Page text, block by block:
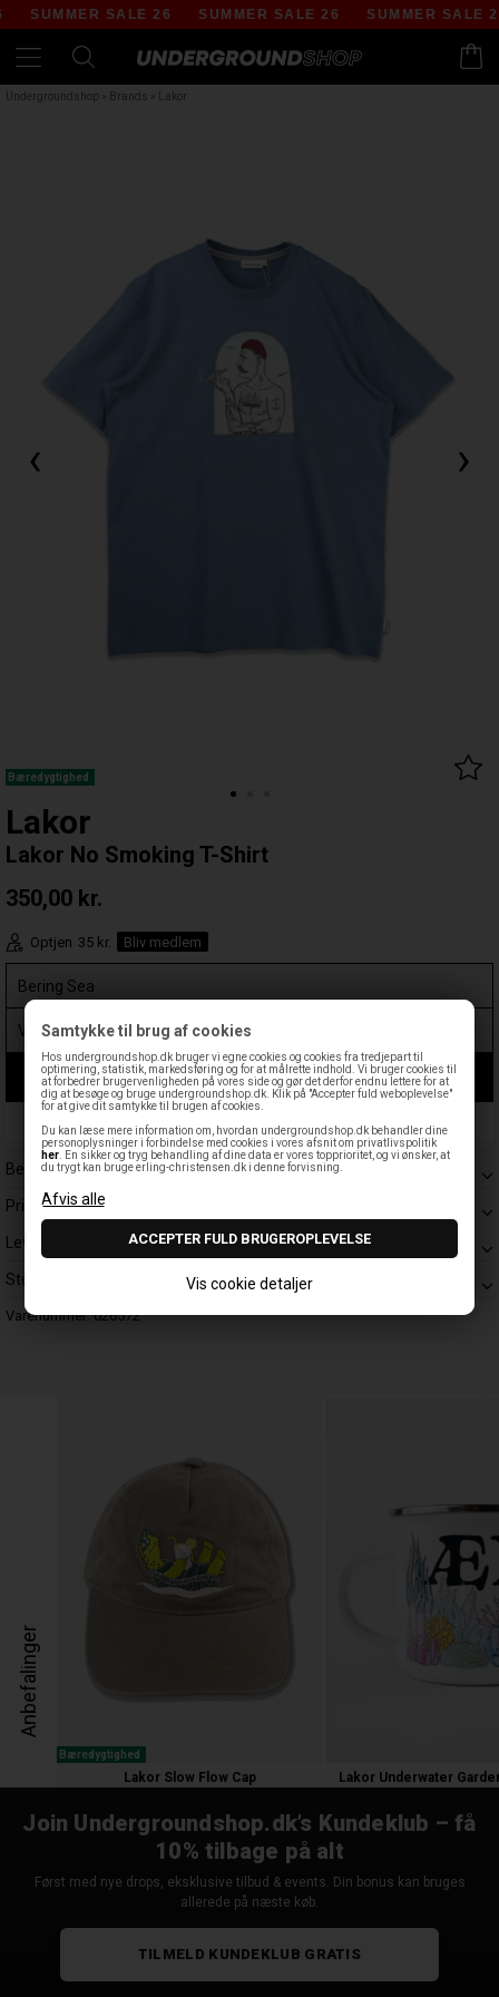
Samtykke til brug af cookies
Hos undergroundshop.dk bruger vi egne cookies og cookies fra tredjepart til
optimering, statistik, markedsføring og for at målrette indhold. Vi bruger cookies til
at forbedrer brugervenligheden på vores side og gør det derfor endnu lettere for at
dig at besøge og bruge undergroundshop.dk. Klik på "Accepter fuld weboplevelse"
for at give dit samtykke til brugen af cookies.
Du kan læse mere information om, hvordan undergroundshop.dk behandler dine
personoplysninger i forbindelse med cookies i vores afsnit om privatlivspolitik
her . En sikker og tryg behandling af dine data er vores topprioritet, og vi ønsker, at
du trygt kan bruge erling-christensen.dk i denne forvisning.
Vis cookie detaljer
SUMMER SALE 26 SUMMER SALE 26 SUMMER SALE 26
Undergroundshop Brands Lakor
Bæredygtighed
‹ ›
Lakor
Lakor No Smoking T-Shirt
350,00 kr.
Optjen 35 kr. Bliv medlem
LÆG I KURV
Leveringstid: 1-3 hverdage
Beskrivelse
Prisgaranti
Levering
Størrelsesguide
Varenummer:026572
Anbefalinger
Bæredygtighed
Lakor Slow Flow Cap Lakor Underwater
Join Undergroundshop.dk’s Kundeklub – få
10% tilbage på alt
Først med nye drops, eksklusive tilbud & events. Din bonus kan bruges
allerede på næste køb.
TILMELD KUNDEKLUB GRATIS